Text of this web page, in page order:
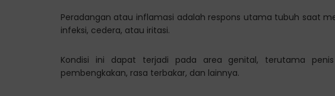
Peradangan atau inflamasi adalah respons utama tubuh saat
infeksi, cedera, atau iritasi.
Kondisi ini dapat terjadi pada area genital, terutama
pembengkakan, rasa terbakar, dan lainnya.